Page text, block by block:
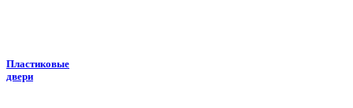
Пластиковые
двери